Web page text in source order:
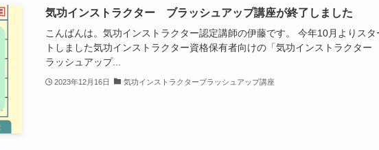
気功インストラクター ブラッシュアップ講座が終了しました
こんばんは。気功インストラクター認定講師の伊藤です。 今年10月よりスタ
トしました気功インストラクター資格保有者向けの「気功インストラクタ
ラッシュアップ...
2023年12月16日 気功インストラクターブラッシュアップ講座